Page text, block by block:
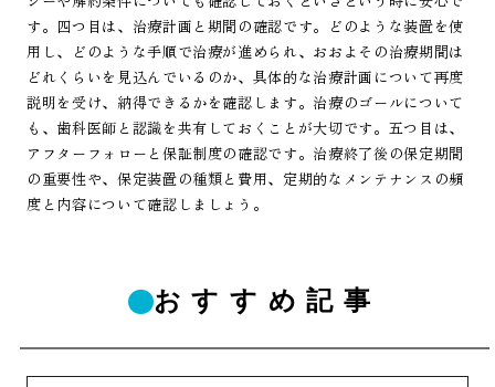
す。四つ目は、治療計画と期間の確認です。どのような装置を使
用し、どのような手順で治療が進められ、おおよその治療期間は
どれくらいを見込んでいるのか、具体的な治療計画について再度
説明を受け、納得できるかを確認します。治療のゴールについて
も、歯科医師と認識を共有しておくことが大切です。五つ目は、
アフターフォローと保証制度の確認です。治療終了後の保定期間
の重要性や、保定装置の種類と費用、定期的なメンテナンスの頻
度と内容について確認しましょう。
おすすめ記事